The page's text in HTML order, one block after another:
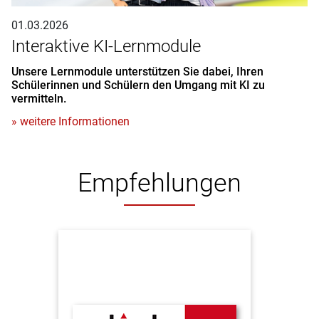
01.03.2026
Interaktive KI-Lernmodule
Unsere Lernmodule unterstützen Sie dabei, Ihren
Schülerinnen und Schülern den Umgang mit KI zu
vermitteln.
» weitere Informationen
Empfehlungen